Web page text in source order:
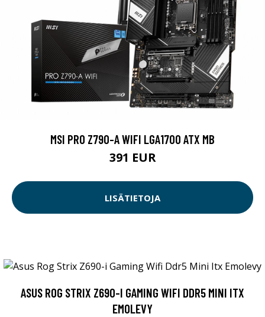
MSI PRO Z790-A WIFI LGA1700 ATX MB
391 EUR
LISÄTIETOJA
ASUS ROG STRIX Z690-I GAMING WIFI DDR5 MINI ITX
EMOLEVY